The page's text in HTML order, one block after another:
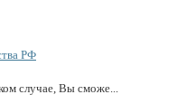
РФ
случае, Вы сможе...